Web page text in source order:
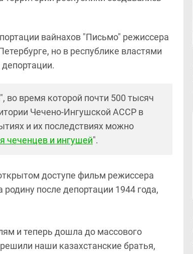
вайнахов "Письмо" режиссера
но в республике властями
во время которой почти 500 тысяч
Чечено-Ингушской АССР в
и их последствиях можно
чеченцев и ингушей".
доступе фильм режиссера
после депортации 1944 года,
и теперь дошла до массового
наши казахстанские братья,